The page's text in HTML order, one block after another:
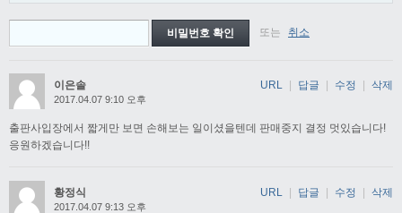
또는 취소
이은솔
2017.04.07 9:10 오후
출판사입장에서 짧게만 보면 손해보는 일이셨을텐데 판매중지 결정 멋있습니다!
응원하겠습니다!!
URL 답글 수정 삭제
황정식
2017.04.07 9:13 오후
URL | 답글 | 수정 | 삭제